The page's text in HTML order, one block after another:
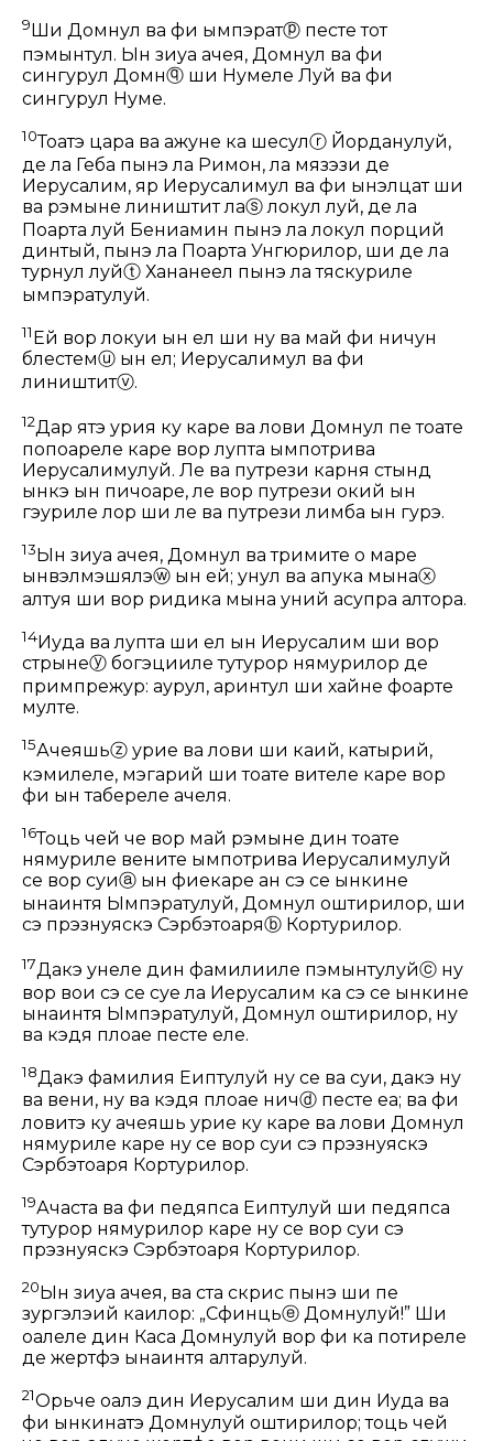
9 Ши Домнул ва фи ымпэратⓟ песте тот
пэмынтул. Ын зиуа ачея, Домнул ва фи
сингурул Домнⓠ ши Нумеле Луй ва фи
сингурул Нуме.
10Тоатэ цара ва ажунӂе ка шесулⓡ Йорданулуй,
де ла Геба пынэ ла Римон, ла мязэзи де
Иерусалим, яр Иерусалимул ва фи ынэлцат ши
ва рэмыне лиништит лаⓢлокул луй, де ла
Поарта луй Бениамин пынэ ла локул порций
динтый, пынэ ла Поарта Унгюрилор, ши де ла
турнул луйⓣ Хананеел пынэ ла тяскуриле
ымпэратулуй.
11 Ей вор локуи ын ел ши ну ва май фи ничун
блестемⓤ ын ел; Иерусалимул ва фи
лиништитⓥ.
12Дар ятэ урӂия ку каре ва лови Домнул пе тоате
попоареле каре вор лупта ымпотрива
Иерусалимулуй. Ле ва путрези карня стынд
ынкэ ын пичоаре, ле вор путрези окий ын
гэуриле лор ши ле ва путрези лимба ын гурэ.
13Ын зиуа ачея, Домнул ва тримите о маре
ынвэлмэшялэⓦ ын ей; унул ва апука мынаⓧ
алтуя ши вор ридика мына уний асупра алтора.
14Иуда ва лупта ши ел ын Иерусалим ши вор
стрынӂеⓨ богэцииле тутурор нямурилор де
примпрежур: аурул, арӂинтул ши хайне фоарте
мулте.
15Ачеяшьⓩ урӂие ва лови ши каий, катырий,
кэмилеле, мэгарий ши тоате вителе каре вор
фи ын табереле ачеля.
16Тоць чей че вор май рэмыне дин тоате
нямуриле вените ымпотрива Иерусалимулуй
се вор суиⓐ ын фиекаре ан сэ се ынкине
ынаинтя Ымпэратулуй, Домнул оштирилор, ши
сэ прэзнуяскэ Сэрбэтоаряⓑ Кортурилор.
17Дакэ унеле дин фамилииле пэмынтулуйⓒ ну
вор вои сэ се суе ла Иерусалим ка сэ се ынкине
ынаинтя Ымпэратулуй, Домнул оштирилор, ну
ва кэдя плоае песте еле.
18Дакэ фамилия Еӂиптулуй ну се ва суи, дакэ ну
ва вени, ну ва кэдя плоае ничⓓ песте еа; ва фи
ловитэ ку ачеяшь урӂие ку каре ва лови Домнул
нямуриле каре ну се вор суи сэ прэзнуяскэ
Сэрбэтоаря Кортурилор.
19Ачаста ва фи педяпса Еӂиптулуй ши педяпса
тутурор нямурилор каре ну се вор суи сэ
прэзнуяскэ Сэрбэтоаря Кортурилор.
20 Ын зиуа ачея, ва ста скрис пынэ ши пе
зургэлэий каилор: „Сфинцьⓔ Домнулуй!” Ши
оалеле дин Каса Домнулуй вор фи ка потиреле
де жертфэ ынаинтя алтарулуй.
21Орьче оалэ дин Иерусалим ши дин Иуда ва
фи ынкинатэ Домнулуй оштирилор; тоць чей